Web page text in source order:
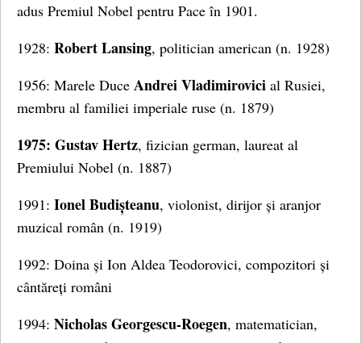
adus Premiul Nobel pentru Pace în 1901.
1928: Robert Lansing, politician american (n. 1928)
1956: Marele Duce Andrei Vladimirovici al Rusiei,
membru al familiei imperiale ruse (n. 1879)
1975: Gustav Hertz, fizician german, laureat al
Premiului Nobel (n. 1887)
1991: Ionel Budișteanu, violonist, dirijor și aranjor
muzical român (n. 1919)
1992: Doina și Ion Aldea Teodorovici, compozitori și
cântăreți români
1994: Nicholas Georgescu-Roegen, matematician,